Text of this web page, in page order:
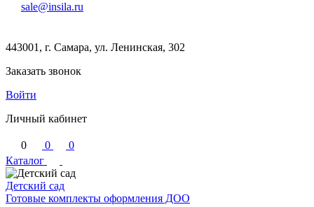
sale@insila.ru
443001, г. Самара, ул. Ленинская, 302
Заказать звонок
Войти
Личный кабинет
0 0
0
Каталог
Детский сад
Готовые комплекты оформления ДОО